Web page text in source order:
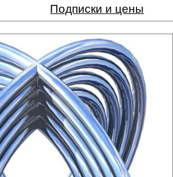
Подписки и цены